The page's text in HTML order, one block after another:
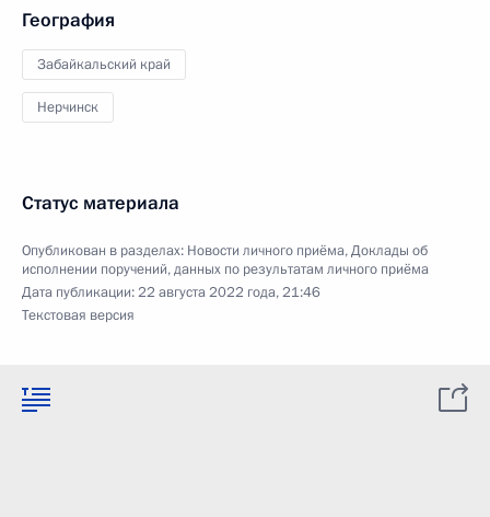
География
Забайкальский край
Нерчинск
Статус материала
Опубликован в разделах: Новости личного приёма,Доклады об
исполнении поручений, данных по результатам личного приёма
Дата публикации:22 августа 2022 года, 21:46
Текстовая версия